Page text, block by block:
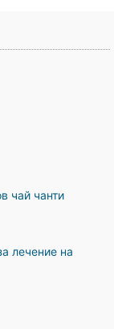
чай ​​чанти
лечение на